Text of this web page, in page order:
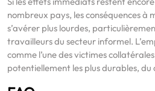
nombreux pays, les conséquences
s’avérer plus lourdes,
travailleurs du secteur informel.
comme l’une des victimes
potentiellement les plus durables,